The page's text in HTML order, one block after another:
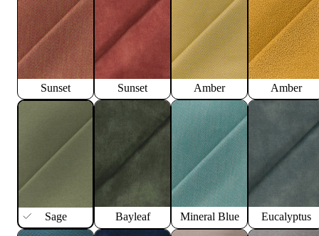
Sunset Sunset Amber Amber
Sage Bayleaf Mineral Blue Eucalyptus